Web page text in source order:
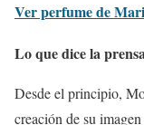
Ver perfume de
Lo que dice la
Desde el principio,
creación de su